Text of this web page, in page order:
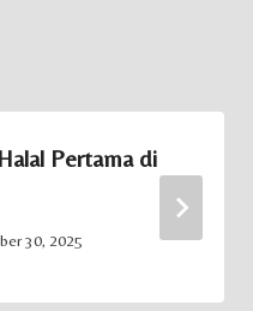
Pertama di
30, 2025